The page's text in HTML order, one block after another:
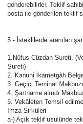
gönderebilirler. Teklif
posta ile gönderilen teklif
5 - İsteklilerde aranılan
1.Nüfus Cüzdan Sureti.
Sureti)
2. Kanuni İkametgâh
3. Geçici Teminat
4. Şartname alındı
5. Vekâleten Temsil
İmza Sirküleri
a-) Açık teklif usulünde